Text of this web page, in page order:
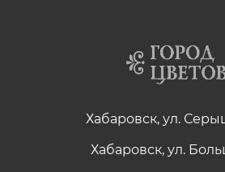
Хабаровск, ул.
Хабаровск, ул.